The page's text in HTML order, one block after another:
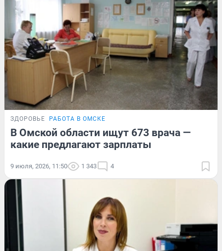
ЗДОРОВЬЕ РАБОТА В ОМСКЕ
В Омской области ищут 673 врача —
какие предлагают зарплаты
9 июля, 2026, 11:50 1 343 4